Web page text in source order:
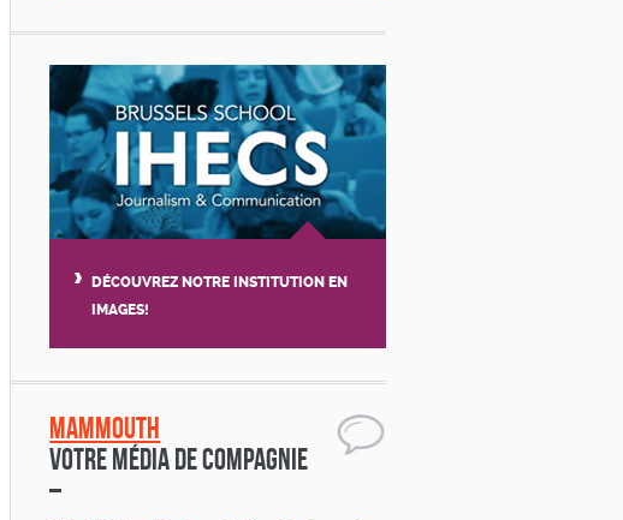
DÉCOUVREZ NOTRE INSTITUTION EN
IMAGES!
Mammouth
Votre média de compagnie